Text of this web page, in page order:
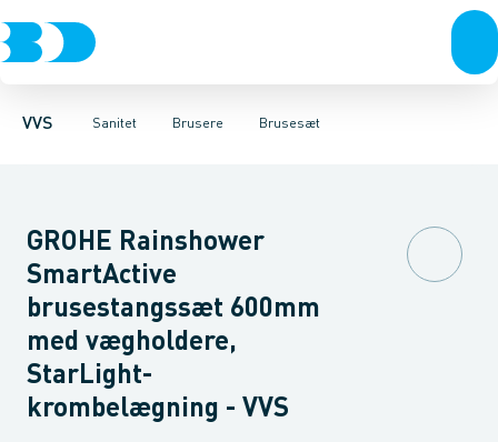
VVS Sanitet
Rør & fittingsPressfittings & rørKuglehaner & ventiler
Brusere
Toiletter, sæder og cisterner VaskeArmaturer
Brusesæt
HåndbrusereBruseslanger BrusesætBrusestænger
GROHE Rainshower
SmartActive
brusestangssæt 600mm
med vægholdere,
StarLight-
krombelægning - VVS